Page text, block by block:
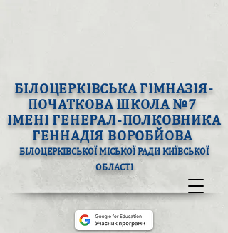
БІЛОЦЕРКІВСЬКА ГІМНАЗІЯ-
ПОЧАТКОВА ШКОЛА №7
ІМЕНІ ГЕНЕРАЛ-ПОЛКОВНИКА
ГЕННАДІЯ ВОРОБЙОВА
БІЛОЦЕРКІВСЬКОЇ МІСЬКОЇ РАДИ КИЇВСЬКОЇ
ОБЛАСТІ